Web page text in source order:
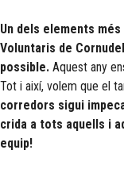
Un dels elements
Voluntaris de
possible. Aquest any
Tot i així, volem que el
corredors sigui
crida a tots aquells i
equip!